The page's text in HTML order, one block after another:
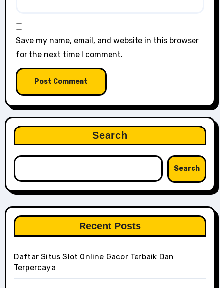
Save my name, email, and website in this browser
for the next time I comment.
Search
Search
Recent Posts
Daftar Situs Slot Online Gacor Terbaik Dan
Terpercaya